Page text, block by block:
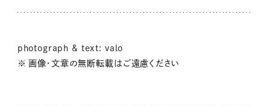
photograph & text: valo
※ 画像・文章の無断転載はご遠慮ください